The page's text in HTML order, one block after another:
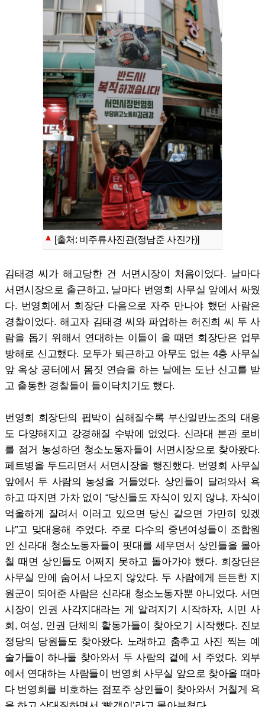
[출처: 비주류사진관(정남준 사진가)]
김태경 씨가 해고당한 건 서면시장이 처음이었다. 날마다
서면시장으로 출근하고, 날마다 번영회 사무실 앞에서 싸웠
다. 번영회에서 회장단 다음으로 자주 만나야 했던 사람은
경찰이었다. 해고자 김태경 씨와 파업하는 허진희 씨 두 사
람을 돕기 위해서 연대하는 이들이 올 때면 회장단은 업무
방해로 신고했다. 모두가 퇴근하고 아무도 없는 4층 사무실
앞 옥상 공터에서 몸짓 연습을 하는 날에는 도난 신고를 받
고 출동한 경찰들이 들이닥치기도 했다.
번영회 회장단의 핍박이 심해질수록 부산일반노조의 대응
도 다양해지고 강경해질 수밖에 없었다. 신라대 본관 로비
를 점거 농성하던 청소노동자들이 서면시장으로 찾아왔다.
페트병을 두드리면서 서면시장을 행진했다. 번영회 사무실
앞에서 두 사람의 농성을 거들었다. 상인들이 달려와서 욕
하고 따지면 가차 없이 “당신들도 자식이 있지 않냐, 자식이
억울하게 잘려서 이러고 있으면 당신 같으면 가만히 있겠
냐”고 맞대응해 주었다. 주로 다수의 중년여성들이 조합원
인 신라대 청소노동자들이 핏대를 세우면서 상인들을 몰아
칠 때면 상인들도 어쩌지 못하고 돌아가야 했다. 회장단은
사무실 안에 숨어서 나오지 않았다. 두 사람에게 든든한 지
원군이 되어준 사람은 신라대 청소노동자뿐 아니었다. 서면
시장이 인권 사각지대라는 게 알려지기 시작하자, 시민 사
회, 여성, 인권 단체의 활동가들이 찾아오기 시작했다. 진보
정당의 당원들도 찾아왔다. 노래하고 춤추고 사진 찍는 예
술가들이 하나둘 찾아와서 두 사람의 곁에 서 주었다. 외부
에서 연대하는 사람들이 번영회 사무실 앞으로 찾아올 때마
다 번영회를 비호하는 점포주 상인들이 찾아와서 거칠게 욕